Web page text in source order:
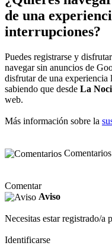
de una
interrupciones?
Puedes registrarse y
navegar sin anuncios de
disfrutar de una
sabiendo que desde La
web.
Más información sobre la
Comentarios
Comentar
Aviso
Necesitas estar registrado/a
Identificarse